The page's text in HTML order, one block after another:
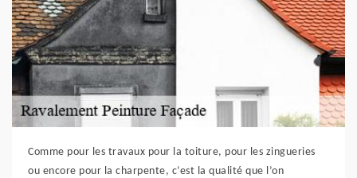
Comme pour les travaux pour la toiture, pour les zingueries
ou encore pour la charpente, c’est la qualité que l’on